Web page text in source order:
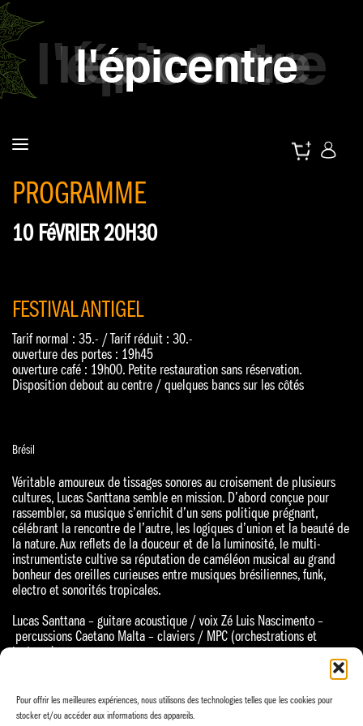
Pour offrir les meilleures expériences, nous utilisons des technologies telles que les cookies pour
stocker et/ou accéder aux informations des appareils.
PROGRAMME
10 FéVRIER 20H30
FESTIVAL ANTIGEL
Tarif normal : 35.- / Tarif réduit : 30.-
ouverture des portes : 19h45
ouverture café : 19h00. Petite restauration sans réservation.
Disposition debout au centre / quelques bancs sur les côtés
Brésil
Véritable amoureux de tissages sonores au croisement de plusieurs
cultures, Lucas Santtana semble en mission. D’abord conçue pour
rassembler, sa musique s’enrichit d’un sens politique prégnant,
célébrant la rencontre de l’autre, les logiques d’union et la beauté de
la nature. Aux reflets de la douceur et de la luminosité, le multi-
instrumentiste cultive sa réputation de caméléon musical au grand
bonheur des oreilles curieuses entre musiques brésiliennes, funk,
electro et sonorités tropicales.
Lucas Santtana – guitare acoustique / voix Zé Luis Nascimento –
percussions Caetano Malta – claviers / MPC (orchestrations et
textures)
Insta